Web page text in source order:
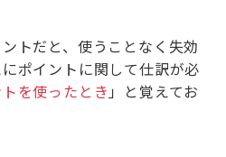
トだと、使うことなく失効
ポイントに関して仕訳が必
を使ったとき 」と覚えてお